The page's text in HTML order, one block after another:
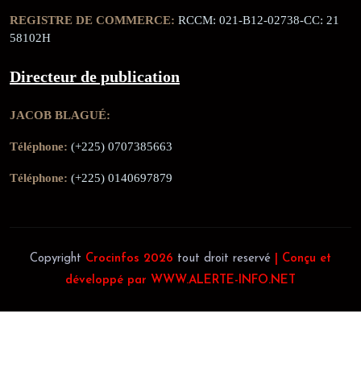
REGISTRE DE COMMERCE: RCCM: 021-B12-02738-CC: 21
58102H
Directeur de publication
JACOB BLAGUÉ:
Téléphone: (+225) 0707385663
Téléphone: (+225) 0140697879
Copyright Crocinfos 2026 tout droit reservé
| Conçu et
développé par WWW.ALERTE-INFO.NET